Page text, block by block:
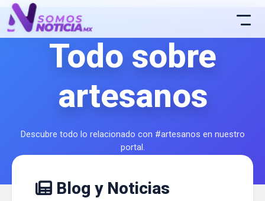
Todo sobre
artesanos
Descubre todo lo relacionado con #artesanos en nuestro
portal.
Blog y Noticias